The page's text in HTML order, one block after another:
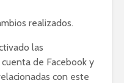
realizados.
las
de Facebook y
con este